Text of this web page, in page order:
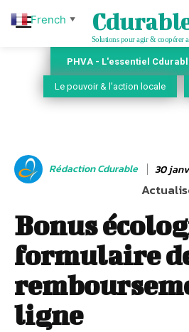
Solutions pour agir & coopérer
PHVA - L'essentiel
Le pouvoir & l'action locale
Rédaction Cdurable 30
Bonus
formulaire
ligne
French ▼